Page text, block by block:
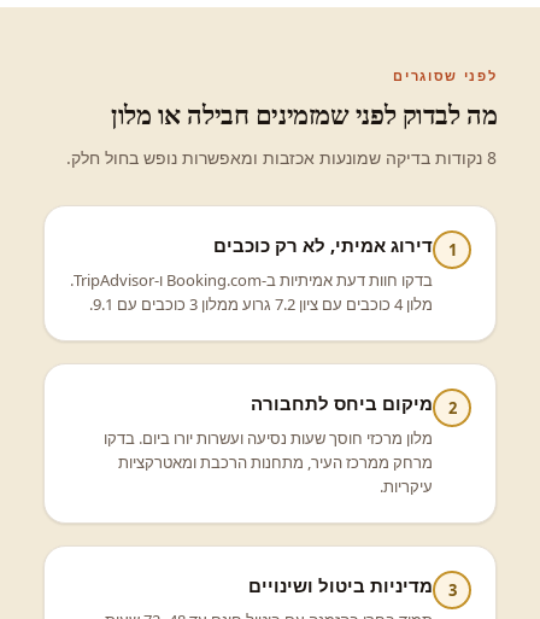
לפני שסוגרים
מה לבדוק לפני שמזמינים חבילה או מלון
8 נקודות בדיקה שמונעות אכזבות ומאפשרות נופש בחול חלק.
1 דירוג אמיתי, לא רק כוכבים
בדקו חוות דעת אמיתיות ב-Booking.com ו-TripAdvisor.
מלון 4 כוכבים עם ציון 7.2 גרוע ממלון 3 כוכבים עם 9.1.
2 מיקום ביחס לתחבורה
מלון מרכזי חוסך שעות נסיעה ועשרות יורו ביום. בדקו
מרחק ממרכז העיר, מתחנות הרכבת ומאטרקציות
עיקריות.
3 מדיניות ביטול ושינויים